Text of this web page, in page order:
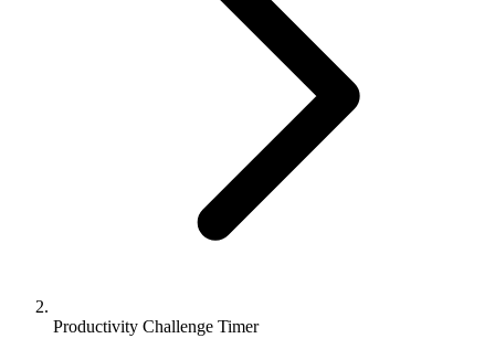
Productivity Challenge Timer